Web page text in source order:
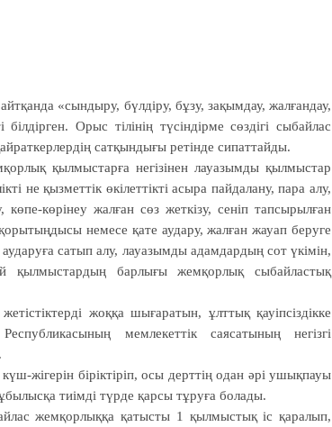
«сындыру, бүлдіру, бұзу, зақымдау, жалғандау,
Орыс тілінің түсіндірме сөздігі сыбайлас
сатқындығы ретінде сипаттайды.
қылмыстарға негізінен лауазымды қылмыстар
не қызметтік өкілеттікті асыра пайдалану, пара алу,
көрінеу жалған сөз жеткізу, сеніп тапсырылған
немесе қате аудару, жалған жауап беруге
сатып алу, лауазымды адамдардың сот үкімін,
қылмыстардың бар­лығы жемқорлық сыбайластық
жоққа шығаратын, ұлттық қауіпсіздікке
мемлекеттік саясатының негізгі
жігерін біріктіріп, осы дерттің одан әрі ушықпауы
тиімді түрде қарсы тұруға болады.
жемқорлыққа қатысты 1 қылмыстық іс қаралып,